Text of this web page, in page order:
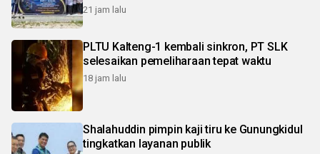
21 jam lalu
PLTU Kalteng-1 kembali sinkron, PT SLK
selesaikan pemeliharaan tepat waktu
18 jam lalu
Shalahuddin pimpin kaji tiru ke Gunungkidul
tingkatkan layanan publik